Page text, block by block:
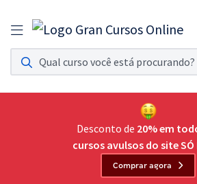
Assinatura Ilimitada 11
Acesso a todos os cursos. Teste grátis por 7 dias!
Assinatura OAB Até Passar
Acesso ilimitado a toda preparação para o Exame da
Residências Multiprofissionais
Desconto de 20% em
cursos avulsos do site SÓ
Comprar agora